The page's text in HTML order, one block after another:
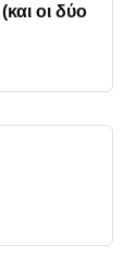
οι δύο